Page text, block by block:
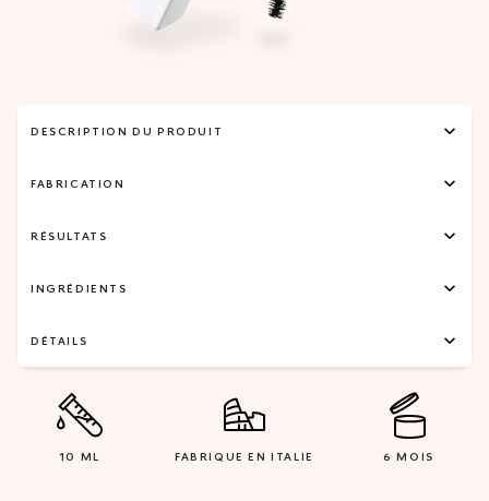
DESCRIPTION DU PRODUIT
FABRICATION
RÉSULTATS
INGRÉDIENTS
DÉTAILS
10 ML FABRIQUE EN ITALIE 6 MOIS